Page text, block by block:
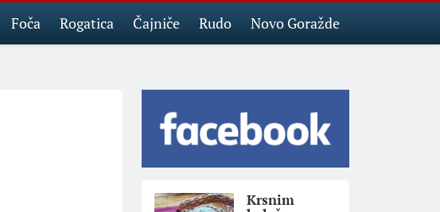
Foča Rogatica Čajniče Rudo Novo Goražde
Krsnim